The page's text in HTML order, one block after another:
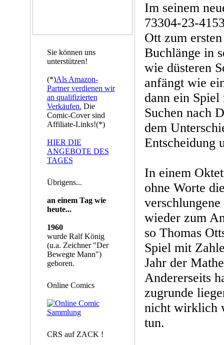
Sie können uns
unterstützen!
(*)Als Amazon-
Partner verdienen wir
an qualifizierten
Verkäufen. Die
Comic-Cover sind
Affiliate-Links!(*)
HIER DIE
ANGEBOTE DES
TAGES
Übrigens...
an einem Tag wie
heute...
1960
wurde Ralf König
(u.a. Zeichner "Der
Bewegte Mann")
geboren.
Online Comics
CRS auf ZACK !
Im seinem
73304-23-
Ott zum
Buchlänge in
wie düsteren
anfängt wie
dann ein
Suchen nach
dem
Entscheidung
In einem
ohne Worte
wieder zum
so Thomas
Spiel mit
Jahr der
Andererseits
zugrunde
nicht wirklich
tun.